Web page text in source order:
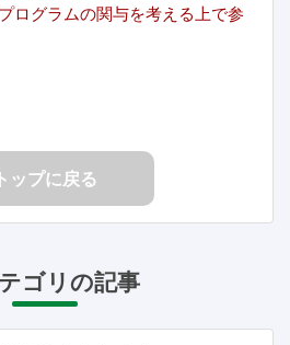
ログラムの関与を考える上で参
トップに戻る
ゴリの記事